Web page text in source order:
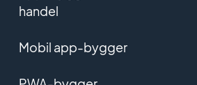
handel
Mobil app-bygger